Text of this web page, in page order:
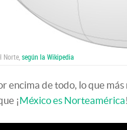
Norte, según la Wikipedia
encima de todo, lo que
¡México es Norteamérica!